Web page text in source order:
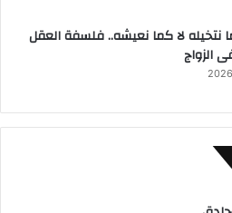
نتخيله لا كما نعيشه.. فلسفة العقل
الزواج